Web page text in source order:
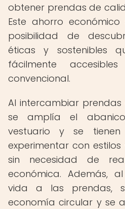
obtener prendas de
Este ahorro
posibilidad de
éticas y sostenibles
fácilmente
convencional.
Al intercambiar
se amplía el
vestuario y se
experimentar con
sin necesidad de
económica. Además,
vida a las prendas,
economía circular y se